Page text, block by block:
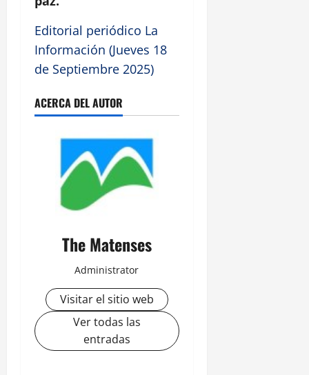
Editorial periódico La
Información (Jueves 18
de Septiembre 2025)
ACERCA DEL AUTOR
The Matenses
Administrator
Visitar el sitio web
Ver todas las
entradas